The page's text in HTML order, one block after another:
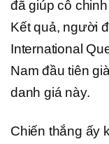
đã giúp cô
Kết quả, người
International
Nam đầu tiên
danh giá này.
Chiến thắng ấy